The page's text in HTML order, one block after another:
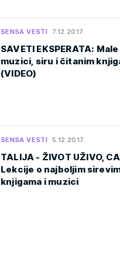
SENSA VESTI 7.12.2017.
SAVETI EKSPERATA:
muzici, siru i čitanim
(VIDEO)
SENSA VESTI 5.12.2017.
TALIJA - ŽIVOT UŽIVO,
Lekcije o najboljim
knjigama i muzici